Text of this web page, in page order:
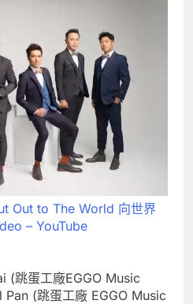
Out to The World 向世界
– YouTube
(跳蛋工廠EGGO Music
(跳蛋工廠 EGGO Music